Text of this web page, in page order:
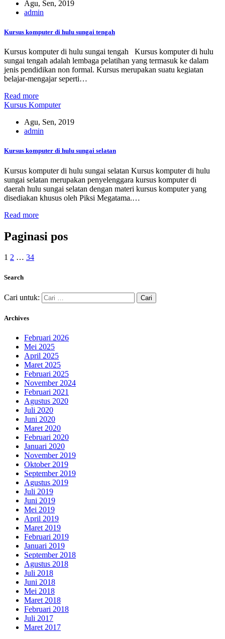
Agu, Sen, 2019
admin
Kursus komputer di hulu sungai tengah
Kursus komputer di hulu sungai tengah Kursus komputer di hulu
sungai tengah adalah lembaga pelatihan yang termasuk ke dalam
jenis pendidikan non formal. Kursus merupakan suatu kegiatan
belajar-mengajar seperti…
Read more
Kursus Komputer
Agu, Sen, 2019
admin
Kursus komputer di hulu sungai selatan
Kursus komputer di hulu sungai selatan Kursus komputer di hulu
sungai selatan merupakan penyelenggara kursus komputer di
daerah hulu sungai selatan dengan materi kursus komputer yang
disediakan khusus oleh Piksi Megatama.…
Read more
Paginasi pos
1 2 … 34
Search
Cari untuk:
Archives
Februari 2026
Mei 2025
April 2025
Maret 2025
Februari 2025
November 2024
Februari 2021
Agustus 2020
Juli 2020
Juni 2020
Maret 2020
Februari 2020
Januari 2020
November 2019
Oktober 2019
September 2019
Agustus 2019
Juli 2019
Juni 2019
Mei 2019
April 2019
Maret 2019
Februari 2019
Januari 2019
September 2018
Agustus 2018
Juli 2018
Juni 2018
Mei 2018
Maret 2018
Februari 2018
Juli 2017
Maret 2017